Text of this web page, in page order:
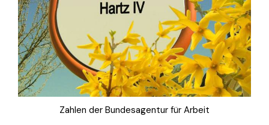
Zahlen der Bundesagentur für Arbeit